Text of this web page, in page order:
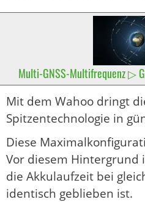
Multi-GNSS-Multifrequenz ▷
Mit dem Wahoo dringt
Spitzentechnologie in
Diese
Vor diesem Hintergrund
die Akkulaufzeit bei
identisch geblieben ist.